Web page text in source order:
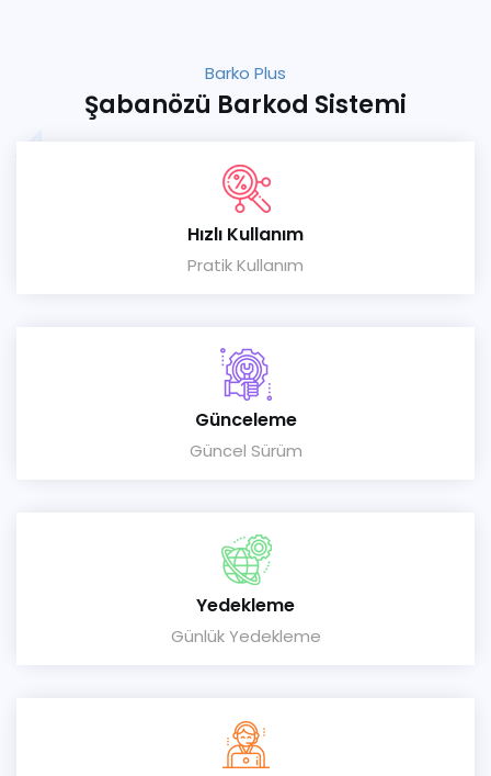
Barko Plus
Şabanözü Barkod Sistemi
Hızlı Kullanım
Pratik Kullanım
Günceleme
Güncel Sürüm
Yedekleme
Günlük Yedekleme